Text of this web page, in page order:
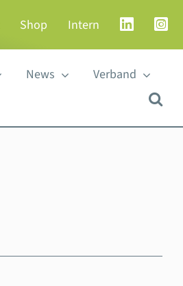
Shop Intern
News Verband